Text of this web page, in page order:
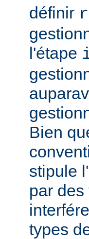
définir
l'étape
Bien
stipule
par
types